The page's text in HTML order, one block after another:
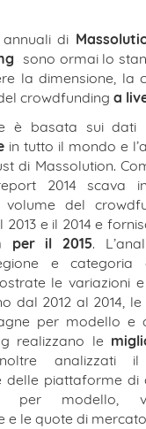
di
sono ormai lo
la dimensione, la
crowdfunding a
è basata sui dati
in tutto il mondo e
di Massolution.
2014 scava
volume del
e il 2014 e
per il 2015.
e categoria
le variazioni
dal 2012 al 2014,
per modello e
realizzano le
analizzati
delle piattaforme di
per modello,
e le quote di